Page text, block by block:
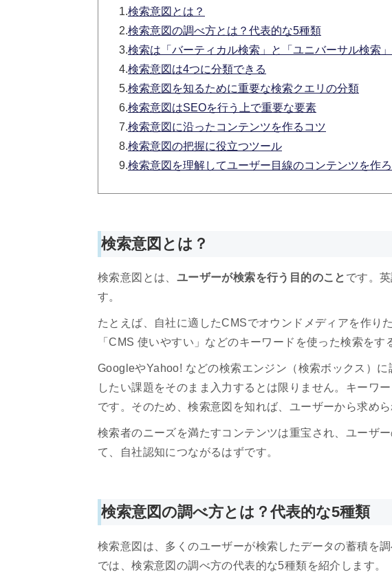
1.検索意図とは？
2.検索意図の調べ方とは？代表的な5種類
3.検索は「バーティカル検索」と「ユニバーサル検索
4.検索意図は4つに分類できる
5.検索意図を知るために重要な検索クエリの分類
6.検索意図はSEOを行う上で重要な要素
7.検索意図に沿ったコンテンツを作るコツ
8.検索意図の把握に役立つツール
9.検索意図を理解してユーザー目線のコンテンツを作ろ
検索意図とは？
検索意図とは、 ユーザーが検索を行う目的のこと です。
す。
たとえば、自社に適したCMSでオウンドメディアを作り
「CMS 使いやすい」などのキーワードを使った検索をす
GoogleやYahoo! などの検索エンジン（検索ボックス）
したい課題をそのまま入力するとは限りません。キーワ
です。そのため、検索意図を知れば、ユーザーから求め
検索者のニーズを満たすコンテンツは重宝され、ユーザ
て、自社認知につながるはずです。
検索意図の調べ方とは？代表的な5種類
検索意図は、多くのユーザーが検索したデータの蓄積を
では、検索意図の調べ方の代表的な5種類を紹介します。